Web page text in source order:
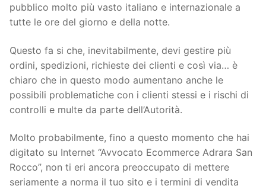
pubblico molto più vasto italiano e internazionale a
tutte le ore del giorno e della notte.
Questo fa si che, inevitabilmente, devi gestire più
ordini, spedizioni, richieste dei clienti e così via… è
chiaro che in questo modo aumentano anche le
possibili problematiche con i clienti stessi e i rischi di
controlli e multe da parte dell’Autorità.
Molto probabilmente, fino a questo momento che hai
digitato su Internet “Avvocato Ecommerce Adrara San
Rocco”, non ti eri ancora preoccupato di mettere
seriamente a norma il tuo sito e i termini di vendita